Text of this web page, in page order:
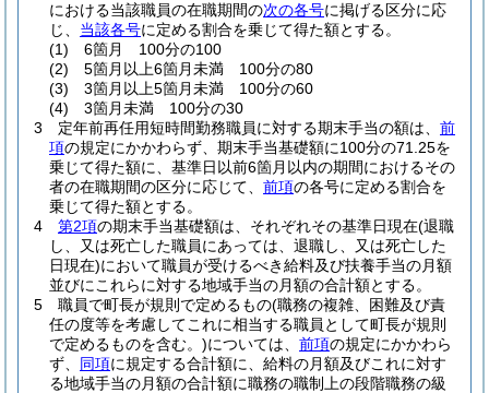
における当該職員の在職期間の次の各号に掲げる区分に応
じ、 当該各号に定める割合を乗じて得た額とする。
(1)
6箇月 100分の100
(2)
5箇月以上6箇月未満 100分の80
(3)
3箇月以上5箇月未満 100分の60
(4)
3箇月未満 100分の30
3
定年前再任用短時間勤務職員に対する期末手当の額は、 前
項の規定にかかわらず、期末手当基礎額に100分の71.25を
乗じて得た額に、基準日以前6箇月以内の期間におけるその
者の在職期間の区分に応じて、 前項の各号に定める割合を
乗じて得た額とする。
4
第2項の期末手当基礎額は、それぞれその基準日現在(退職
し、又は死亡した職員にあっては、退職し、又は死亡した
日現在)において職員が受けるべき給料及び扶養手当の月額
並びにこれらに対する地域手当の月額の合計額とする。
5
職員で町長が規則で定めるもの(職務の複雑、困難及び責
任の度等を考慮してこれに相当する職員として町長が規則
で定めるものを含む。)については、 前項の規定にかかわら
ず、 同項に規定する合計額に、給料の月額及びこれに対す
る地域手当の月額の合計額に職務の職制上の段階職務の級